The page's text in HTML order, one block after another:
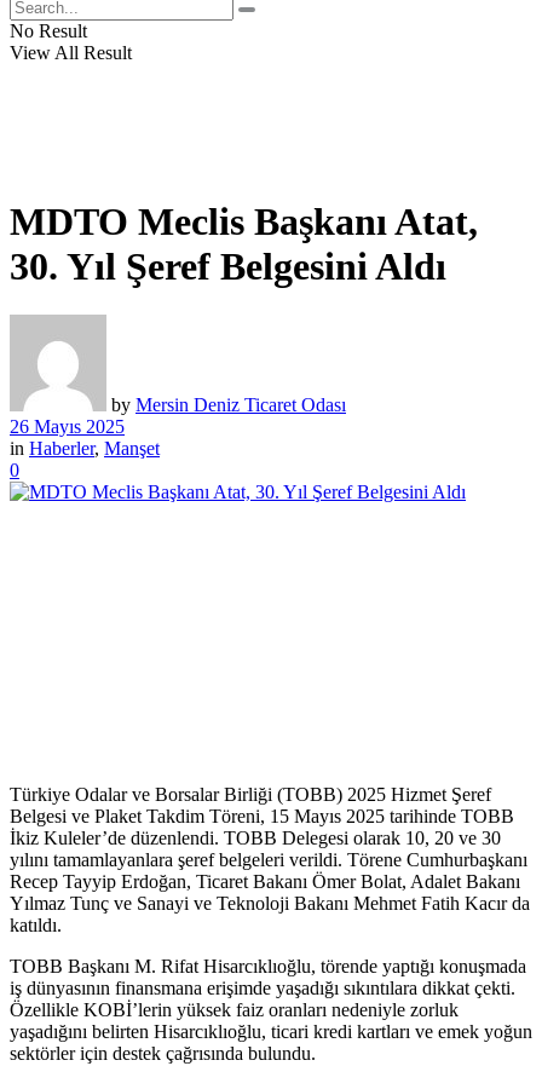
No Result
View All Result
MDTO Meclis Başkanı Atat,
30. Yıl Şeref Belgesini Aldı
by Mersin Deniz Ticaret Odası
26 Mayıs 2025
in Haberler, Manşet
0
Türkiye Odalar ve Borsalar Birliği (TOBB) 2025 Hizmet Şeref
Belgesi ve Plaket Takdim Töreni, 15 Mayıs 2025 tarihinde TOBB
İkiz Kuleler’de düzenlendi. TOBB Delegesi olarak 10, 20 ve 30
yılını tamamlayanlara şeref belgeleri verildi. Törene Cumhurbaşkanı
Recep Tayyip Erdoğan, Ticaret Bakanı Ömer Bolat, Adalet Bakanı
Yılmaz Tunç ve Sanayi ve Teknoloji Bakanı Mehmet Fatih Kacır da
katıldı.
TOBB Başkanı M. Rifat Hisarcıklıoğlu, törende yaptığı konuşmada
iş dünyasının finansmana erişimde yaşadığı sıkıntılara dikkat çekti.
Özellikle KOBİ’lerin yüksek faiz oranları nedeniyle zorluk
yaşadığını belirten Hisarcıklıoğlu, ticari kredi kartları ve emek yoğun
sektörler için destek çağrısında bulundu.